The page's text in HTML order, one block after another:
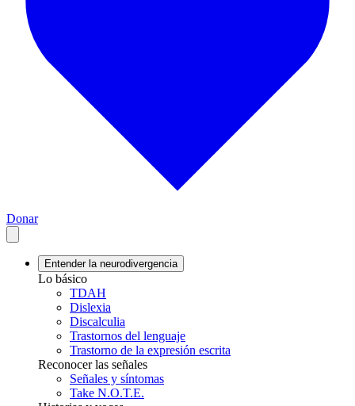
Donar
Entender la neurodivergencia
Lo básico
TDAH
Dislexia
Discalculia
Trastornos del lenguaje
Trastorno de la expresión escrita
Reconocer las señales
Señales y síntomas
Take N.O.T.E.